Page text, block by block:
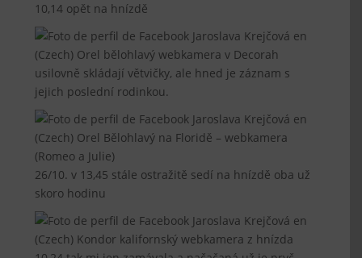
10,14 opět na hnízdě
Jaroslava Krejčová en
(Czech) Orel bělohlavý webkamera v Decorah
usilovně skládají větvičky, ale hned je záznam s
jejich poslední rodinkou.
Jaroslava Krejčová en
(Czech) Orel Bělohlavý na Floridě – webkamera
(Romeo a Julie)
26/10. v 13,45 stále ostražitě sedí na hnízdě oba už
skoro hodinu
Jaroslava Krejčová en
(Czech) Kondor kalifornský webkamera z hnízda